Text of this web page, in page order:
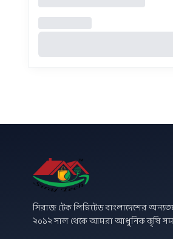
সিরাজ টেক লিমিটেড বাংলাদেশের
২০১২ সাল থেকে আমরা আধুনিক কৃষি